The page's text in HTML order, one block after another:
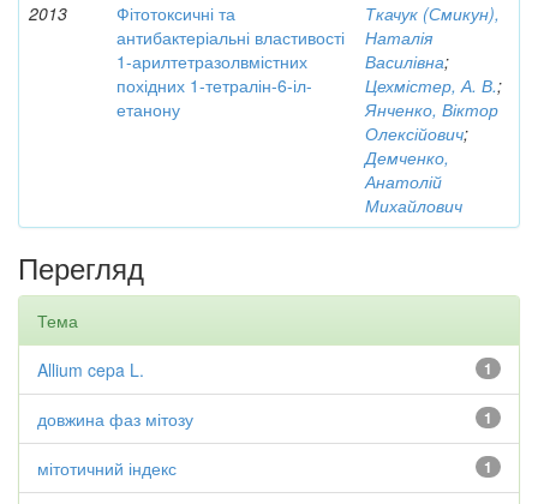
2013
Фітотоксичні та
антибактеріальні властивості
1-арилтетразолвмістних
похідних 1-тетралін-6-іл-
етанону
Ткачук (Смикун),
Наталія
Василівна;
Цехмістер, А. В.;
Янченко, Віктор
Олексійович;
Демченко,
Анатолій
Михайлович
Перегляд
Тема
1
Allium cepa L.
1
довжина фаз мітозу
1
мітотичний індекс